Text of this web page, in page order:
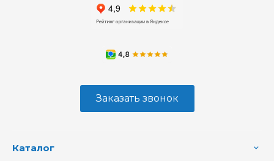
Заказать звонок
Каталог